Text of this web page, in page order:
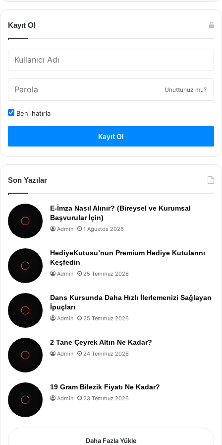
Kayıt Ol
Unuttunuz mu?
Beni hatırla
Kayıt Ol
Son Yazılar
E-İmza Nasıl Alınır? (Bireysel ve Kurumsal
Başvurular İçin)
Admin 1 Ağustos 2026
HediyeKutusu’nun Premium Hediye Kutularını
Keşfedin
Admin 25 Temmuz 2026
Dans Kursunda Daha Hızlı İlerlemenizi Sağlayan
İpuçları
Admin 25 Temmuz 2026
2 Tane Çeyrek Altın Ne Kadar?
Admin 24 Temmuz 2026
19 Gram Bilezik Fiyatı Ne Kadar?
Admin 23 Temmuz 2026
Daha Fazla Yükle